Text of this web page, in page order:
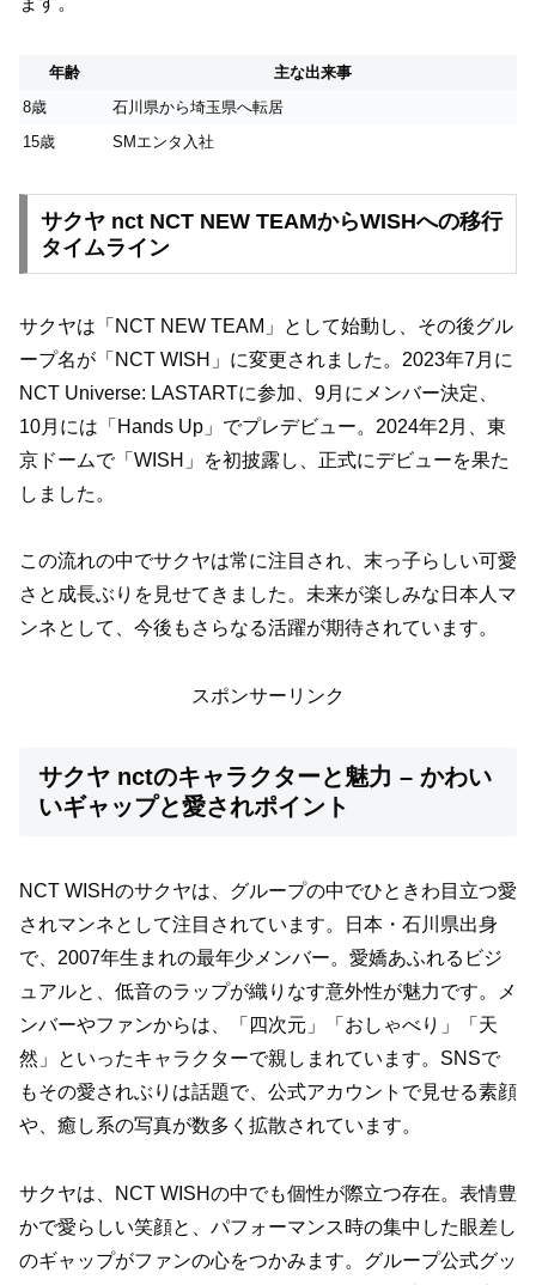
年齢
主な出来事
8歳
石川県から埼玉県へ転居
15歳
SMエンタ入社
サクヤ nct NCT NEW TEAMからWISHへの移行
タイムライン
サクヤは「NCT NEW TEAM」として始動し、その後グル
ープ名が「NCT WISH」に変更されました。2023年7月に
NCT Universe: LASTARTに参加、9月にメンバー決定、
10月には「Hands Up」でプレデビュー。2024年2月、東
京ドームで「WISH」を初披露し、正式にデビューを果た
しました。
この流れの中でサクヤは常に注目され、末っ子らしい可愛
さと成長ぶりを見せてきました。未来が楽しみな日本人マ
ンネとして、今後もさらなる活躍が期待されています。
スポンサーリンク
サクヤ nctのキャラクターと魅力 – かわい
いギャップと愛されポイント
NCT WISHのサクヤは、グループの中でひときわ目立つ愛
されマンネとして注目されています。日本・石川県出身
で、2007年生まれの最年少メンバー。愛嬌あふれるビジ
ュアルと、低音のラップが織りなす意外性が魅力です。メ
ンバーやファンからは、「四次元」「おしゃべり」「天
然」といったキャラクターで親しまれています。SNSで
もその愛されぶりは話題で、公式アカウントで見せる素顔
や、癒し系の写真が数多く拡散されています。
サクヤは、NCT WISHの中でも個性が際立つ存在。表情豊
かで愛らしい笑顔と、パフォーマンス時の集中した眼差し
のギャップがファンの心をつかみます。グループ公式グッ